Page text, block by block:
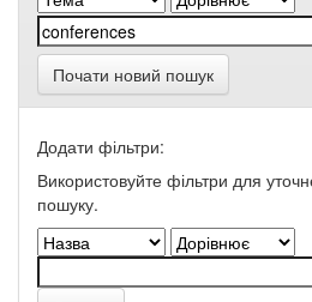
Почати новий пошук
Додати фільтри:
Використовуйте фільтри для
пошуку.